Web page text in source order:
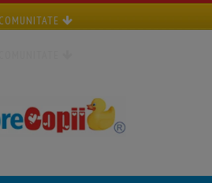
COMUNITATE